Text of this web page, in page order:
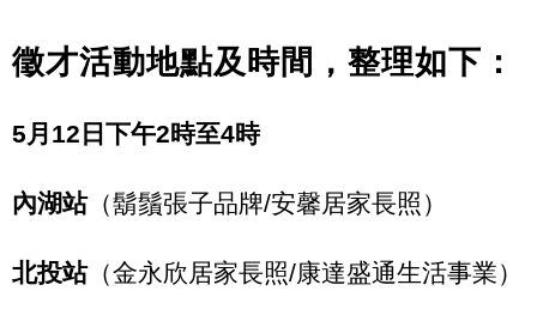
徵才活動地點及時間，整理如下：
5月12日下午2時至4時
內湖站（鬍鬚張子品牌/安馨居家長照）
北投站（金永欣居家長照/康達盛通生活事業）